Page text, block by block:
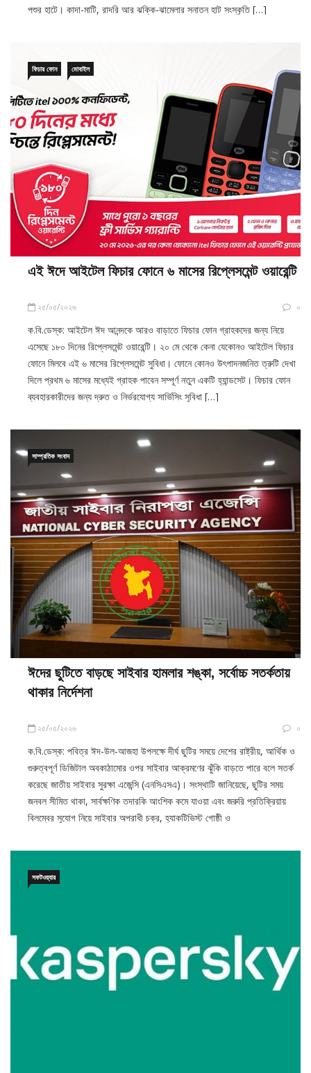
পশুর হাটে। কাদা-মাটি, রাদরি আর ঝক্কি-ঝামেলার সনাতন হাট সংস্কৃতি […]
ফিচার ফোন মোবাইল
এই ঈদে আইটেল ফিচার ফোনে ৬ মাসের রিপ্লেসমেন্ট ওয়ারেন্টি
২৫/০৫/২০২৬ ০
ক.বি.ডেস্ক: আইটেল ঈদ আনন্দকে আরও বাড়াতে ফিচার ফোন গ্রাহকদের জন্য নিয়ে
এসেছে ১৮০ দিনের রিপ্লেসমেন্ট ওয়ারেন্টি। ২০ মে থেকে কেনা যেকোনও আইটেল ফিচার
ফোনে মিলবে এই ৬ মাসের রিপ্লেসমেন্ট সুবিধা। ফোনে কোনও উৎপাদনজনিত ত্রুটি দেখা
দিলে প্রথম ৬ মাসের মধ্যেই গ্রাহক পাবেন সম্পূর্ণ নতুন একটি হ্যান্ডসেট। ফিচার ফোন
ব্যবহারকারীদের জন্য দ্রুত ও নির্ভরযোগ্য সার্ভিসিং সুবিধা […]
সাম্প্রতিক সংবাদ
ঈদের ছুটিতে বাড়ছে সাইবার হামলার শঙ্কা, সর্বোচ্চ সতর্কতায়
থাকার নির্দেশনা
২৫/০৫/২০২৬ ০
ক.বি.ডেস্ক: পবিত্র ঈদ-উল-আজহা উপলক্ষে দীর্ঘ ছুটির সময়ে দেশের রাষ্ট্রীয়, আর্থিক ও
গুরুত্বপূর্ণ ডিজিটাল অবকাঠামোর ওপর সাইবার আক্রমণের ঝুঁকি বাড়তে পারে বলে সতর্ক
করেছে জাতীয় সাইবার সুরক্ষা এজেন্সি (এনসিএসএ)। সংস্থাটি জানিয়েছে, ছুটির সময়
জনবল সীমিত থাকা, সার্বক্ষণিক তদারকি আংশিক কমে যাওয়া এবং জরুরি প্রতিক্রিয়ায়
বিলম্বের সুযোগ নিয়ে সাইবার অপরাধী চক্র, হ্যাকটিভিস্ট গোষ্ঠী ও
সফটওয়্যার